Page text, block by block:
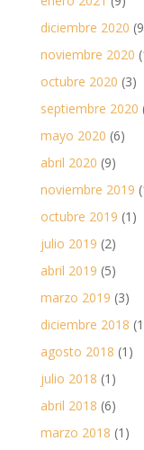
diciembre 2020
noviembre 2020
octubre 2020 (3)
septiembre 2020
mayo 2020 (6)
abril 2020 (9)
noviembre 2019
octubre 2019 (1)
julio 2019 (2)
abril 2019 (5)
marzo 2019 (3)
diciembre 2018
agosto 2018 (1)
julio 2018 (1)
abril 2018 (6)
marzo 2018 (1)